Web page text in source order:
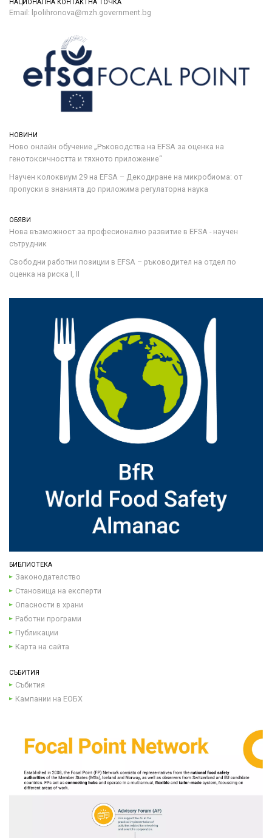
НАЦИОНАЛНА КОНТАКТНА ТОЧКА
Email: lpolihronova@mzh.government.bg
НОВИНИ
Ново онлайн обучение „Ръководства на ЕFSA за оценка на
генотоксичността и тяхното приложение“
Научен колоквиум 29 на EFSA – Декодиране на микробиома: от
пропуски в знанията до приложима регулаторна наука
ОБЯВИ
Нова възможност за професионално развитие в EFSA - научен
сътрудник
Свободни работни позиции в EFSA – ръководител на отдел по
оценка на риска I, II
БИБЛИОТЕКА
Законодателство
Становища на експерти
Опасности в храни
Работни програми
Публикации
Карта на сайта
СЪБИТИЯ
Събития
Кампании на ЕОБХ